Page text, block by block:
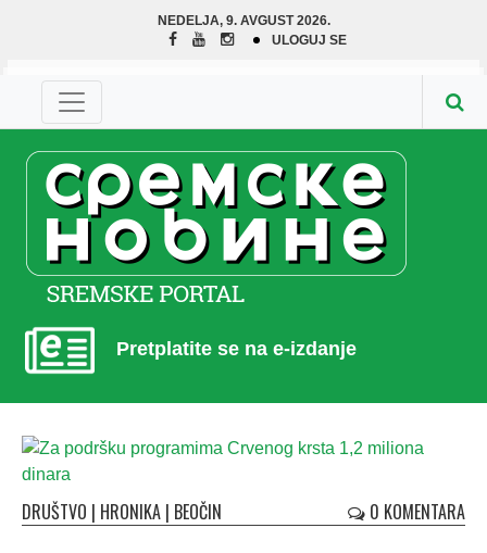
NEDELJA, 9. AVGUST 2026.
ULOGUJ SE
Pretplatite se na e-izdanje
DRUŠTVO | HRONIKA | BEOČIN 0 KOMENTARA